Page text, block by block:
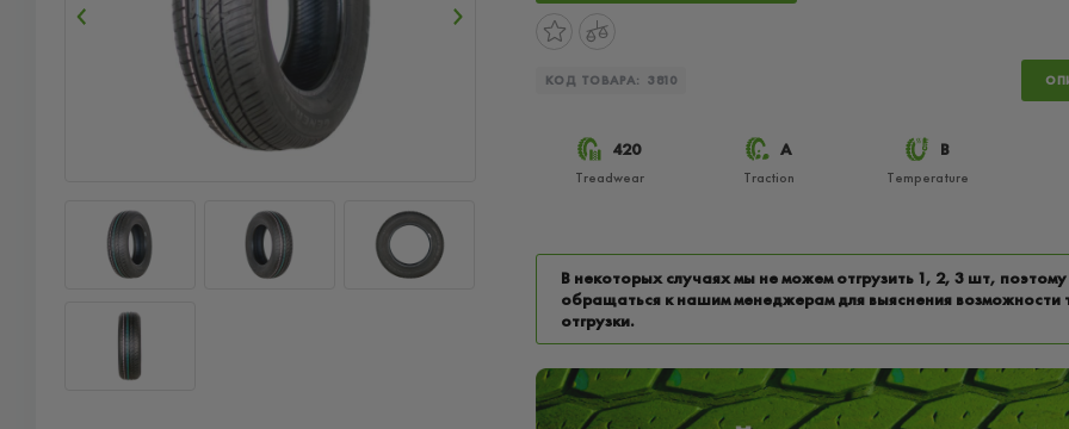
КОД ТОВАРА: 3810
420
Treadwear
A
Traction
B
Temperature
В некоторых случаях мы не можем отгрузить 1, 2, 3 шт,
обращаться к нашим менеджерам для выяснения возможности
отгрузки.